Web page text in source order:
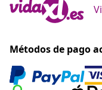
Ir al Centro de
Chatea con